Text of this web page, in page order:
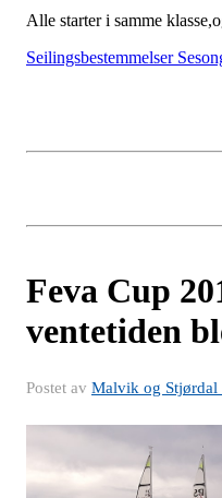
Alle starter i samme
Seilingsbestemmelser
Feva Cup
ventetiden
Postet av Malvik og Stjørdal